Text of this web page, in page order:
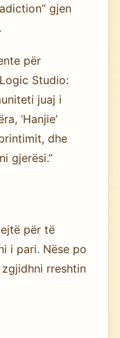
gjen
për
Studio:
juaj i
‘Hanjie’
dhe
gjerësi.”
për të
i pari. Nëse po
rreshtin